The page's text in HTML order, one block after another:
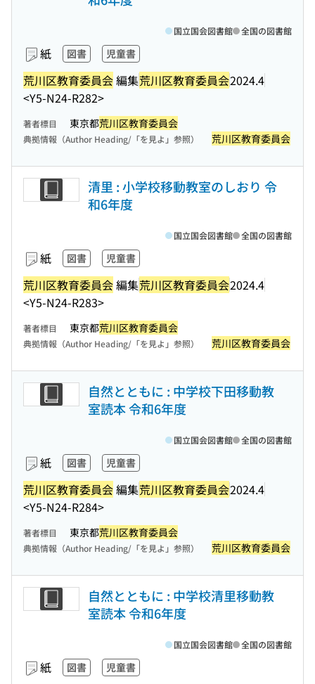
紙 図書 児童書
荒川区教育委員会編集荒川区教育委員会2024.4
<Y5-N24-R282>
国立国会図書館 全国の図書館
著者標目 東京都荒川区教育委員会
典拠情報（Author Heading/「を見よ」参照） 荒川区教育委員会
清里 : 小学校移動教室のしおり 令
和6年度
紙 図書 児童書
荒川区教育委員会編集荒川区教育委員会2024.4
<Y5-N24-R283>
国立国会図書館 全国の図書館
著者標目 東京都荒川区教育委員会
典拠情報（Author Heading/「を見よ」参照） 荒川区教育委員会
自然とともに : 中学校下田移動教
室読本 令和6年度
紙 図書 児童書
荒川区教育委員会編集荒川区教育委員会2024.4
<Y5-N24-R284>
国立国会図書館 全国の図書館
著者標目 東京都荒川区教育委員会
典拠情報（Author Heading/「を見よ」参照） 荒川区教育委員会
自然とともに : 中学校清里移動教
室読本 令和6年度
紙 図書 児童書
国立国会図書館 全国の図書館